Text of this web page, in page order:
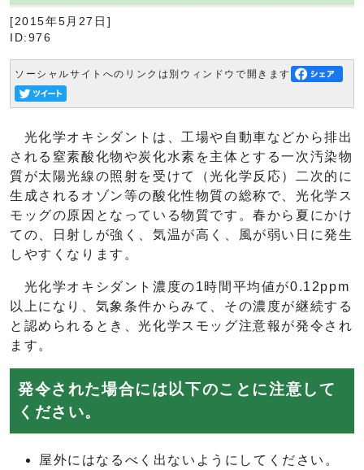
[2015年5月27日]
ID:976
ソーシャルサイトへのリンクは別ウィンドウで開きます
光化学オキシダントは、工場や自動車などから排出
される窒素酸化物や炭化水素を主体とする一次汚染物
質が太陽光線の照射を受けて（光化学反応）二次的に
生成されるオゾン等の酸化性物質の総称で、光化学ス
モッグの原因となっている物質です。春から夏にかけ
ての、日射しが強く、気温が高く、風が弱い日に発生
しやすくなります。
光化学オキシダント濃度の1時間平均値が0.12ppm
以上になり、気象条件からみて、その濃度が継続する
と認められるとき、光化学スモッグ注意報が発令され
ます。
発令された場合には以下のことに注意して
ください。
屋外にはなるべく出ないようにしてください。